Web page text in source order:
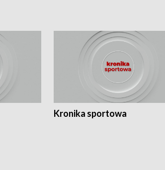
Kronika sportowa